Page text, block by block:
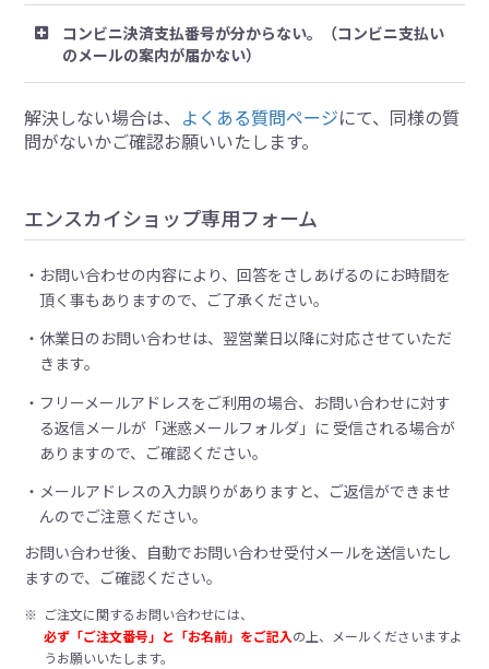
コンビニ決済支払番号が分からない。（コンビニ支払い
のメールの案内が届かない）
解決しない場合は、 よくある質問ページにて、同様の質
問がないかご確認お願いいたします。
エンスカイショップ専用フォーム
お問い合わせの内容により、回答をさしあげるのにお時間を
頂く事もありますので、ご了承ください。
休業日のお問い合わせは、翌営業日以降に対応させていただ
きます。
フリーメールアドレスをご利用の場合、お問い合わせに対す
る返信メールが「迷惑メールフォルダ」に 受信される場合が
ありますので、ご確認ください。
メールアドレスの入力誤りがありますと、ご返信ができませ
んのでご注意ください。
お問い合わせ後、自動でお問い合わせ受付メールを送信いたし
ますので、ご確認ください。
※ ご注文に関するお問い合わせには、
必ず「ご注文番号」と「お名前」をご記入の上、メールくださいますよ
うお願いいたします。